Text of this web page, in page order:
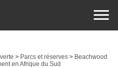
> Parcs et réserves > Beachwood
en Afrique du Sud